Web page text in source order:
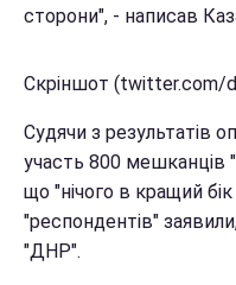
сторони", - написав
Скріншот (twitter.com/
Судячи з результатів
участь 800 мешканців
що "нічого в кращий
"респондентів"
"ДНР".